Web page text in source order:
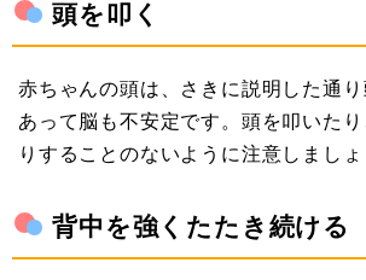
頭を叩く
赤ちゃんの頭は、さきに説明した通
あって脳も不安定です。頭を叩いた
りすることのないように注意しましょ
背中を強くたたき続ける